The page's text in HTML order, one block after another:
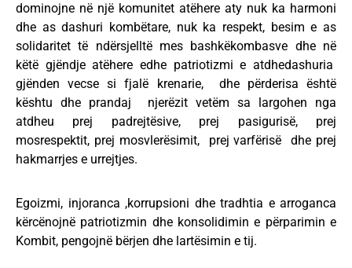
dominojne në një komunitet atëhere aty nuk ka harmoni
dhe as dashuri kombëtare, nuk ka respekt, besim e as
solidaritet të ndërsjelltë mes bashkëkombasve dhe në
këtë gjëndje atëhere edhe patriotizmi e atdhedashuria
gjënden vecse si fjalë krenarie, dhe përderisa është
kështu dhe prandaj njerëzit vetëm sa largohen nga
atdheu prej padrejtësive, prej pasigurisë, prej
mosrespektit, prej mosvlerësimit, prej varfërisë dhe prej
hakmarrjes e urrejtjes.
Egoizmi, injoranca ,korrupsioni dhe tradhtia e arroganca
kërcënojnë patriotizmin dhe konsolidimin e përparimin e
Kombit, pengojnë bërjen dhe lartësimin e tij.